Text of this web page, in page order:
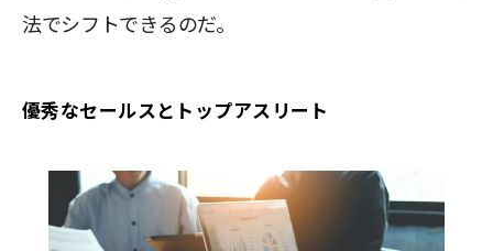
法でシフトできるのだ。
優秀なセールスとトップアスリート